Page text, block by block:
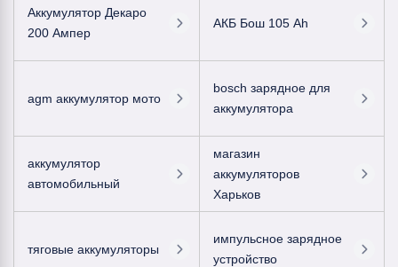
Аккумулятор Декаро
200 Ампер
АКБ Бош 105 Ah
agm аккумулятор мото
bosch зарядное для
аккумулятора
аккумулятор
автомобильный
магазин
аккумуляторов
Харьков
тяговые аккумуляторы
импульсное зарядное
устройство